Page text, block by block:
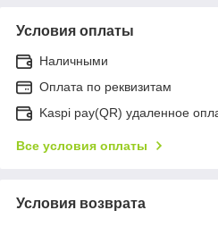
Условия оплаты
Наличными
Оплата по реквизитам
Kaspi pay(QR) удаленное
Все условия оплаты
Условия возврата